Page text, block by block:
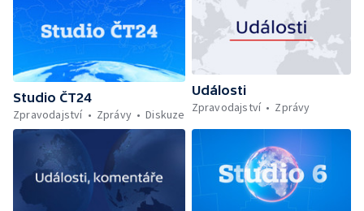
Studio ČT24
Zpravodajství
Zprávy Diskuze
Události
Zpravodajství
Zprávy